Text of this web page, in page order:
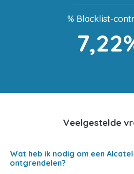
% Blacklist-
Veelgestelde
Wat heb ik nodig om een
ontgrendelen?